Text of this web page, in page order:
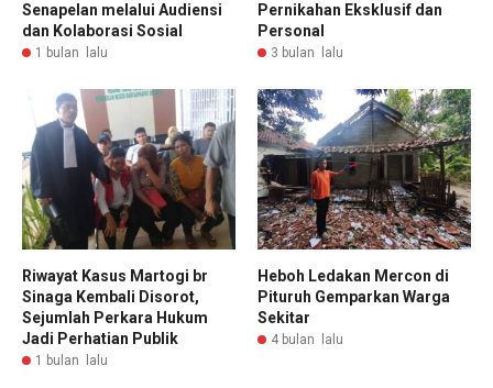
Senapelan melalui Audiensi
dan Kolaborasi Sosial
1 bulan lalu
Pernikahan Eksklusif dan
Personal
3 bulan lalu
Riwayat Kasus Martogi br
Sinaga Kembali Disorot,
Sejumlah Perkara Hukum
Jadi Perhatian Publik
1 bulan lalu
Heboh Ledakan Mercon di
Pituruh Gemparkan Warga
Sekitar
4 bulan lalu